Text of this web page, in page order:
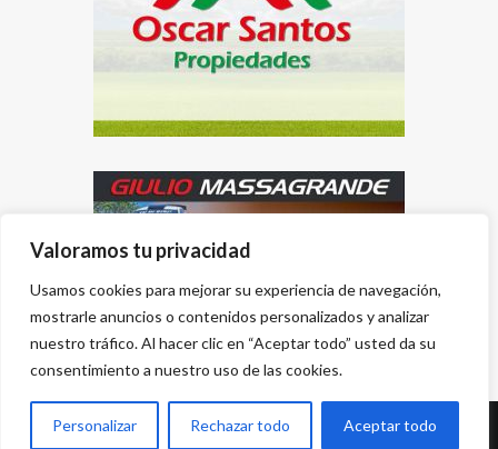
Valoramos tu privacidad
Usamos cookies para mejorar su experiencia de navegación,
mostrarle anuncios o contenidos personalizados y analizar
nuestro tráfico. Al hacer clic en “Aceptar todo” usted da su
consentimiento a nuestro uso de las cookies.
Personalizar Rechazar todo Aceptar todo
Desarrollado por